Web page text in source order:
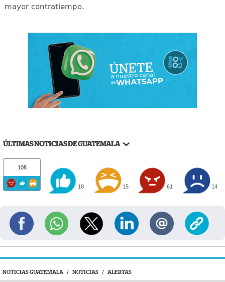
mayor contratiempo.
ÚLTIMAS NOTICIAS DE GUATEMALA
108
18 15 61 14
NOTICIAS GUATEMALA / NOTICIAS / ALERTAS